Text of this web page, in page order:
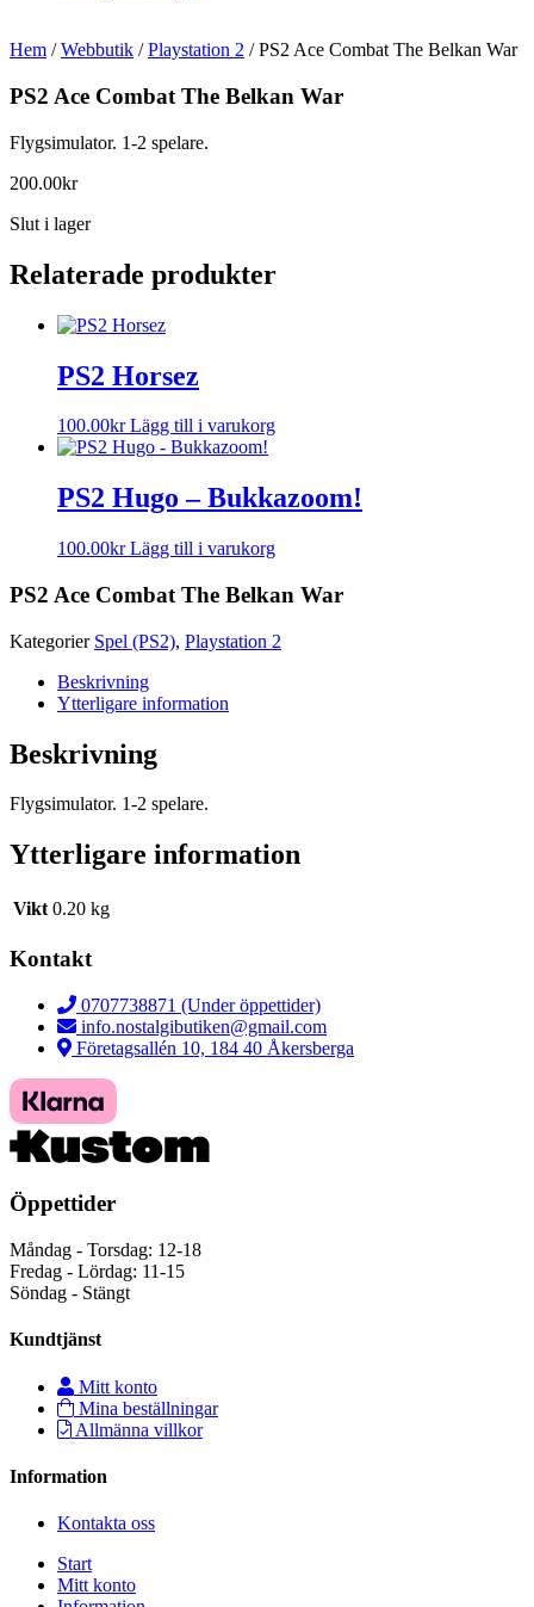
Hem /Webbutik /Playstation 2 / PS2 Ace Combat The Belkan War
PS2 Ace Combat The Belkan War
Flygsimulator. 1-2 spelare.
200.00kr
Slut i lager
Relaterade produkter
PS2 Horsez
100.00kr Lägg till i varukorg
PS2 Hugo – Bukkazoom!
100.00kr Lägg till i varukorg
PS2 Ace Combat The Belkan War
Kategorier Spel (PS2), Playstation 2
Beskrivning
Ytterligare information
Beskrivning
Flygsimulator. 1-2 spelare.
Ytterligare information
Vikt 0.20 kg
Kontakt
0707738871 (Under öppettider)
info.nostalgibutiken@gmail.com
Företagsallén 10, 184 40 Åkersberga
Öppettider
Måndag - Torsdag: 12-18
Fredag - Lördag: 11-15
Söndag - Stängt
Kundtjänst
Mitt konto
Mina beställningar
Allmänna villkor
Information
Kontakta oss
Start
Mitt konto